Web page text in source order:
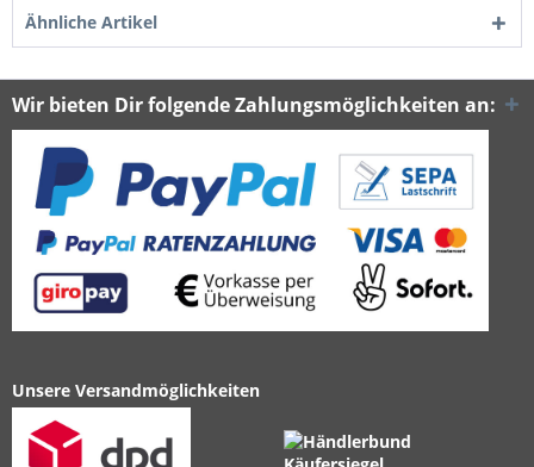
Ähnliche Artikel
Wir bieten Dir folgende Zahlungsmöglichkeiten an:
Unsere Versandmöglichkeiten